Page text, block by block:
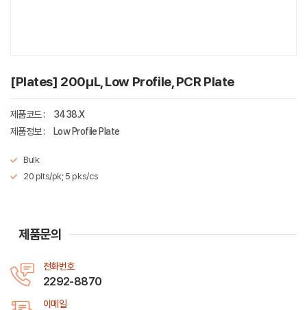
[Plates] 200µL, Low Profile, PCR Plate
제품코드 :
3438.X
제품정보 :
Low Profile Plate
Bulk
20 plts/pk; 5 pks/cs
제품문의
전화번호
2292-8870
이메일